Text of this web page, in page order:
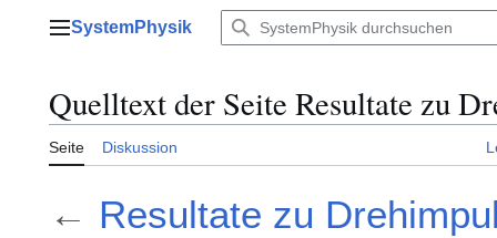
Hauptmenü
SystemPhysik
Quelltext der Seite Resultate zu
Seite Diskussion
← Resultate zu